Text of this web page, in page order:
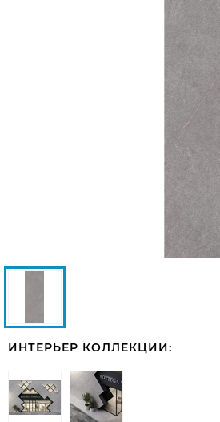
ИНТЕРЬЕР КОЛЛЕКЦИИ: